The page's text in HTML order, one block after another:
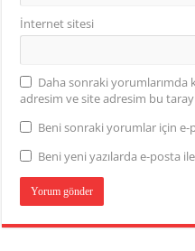
İnternet sitesi
Daha sonraki yorumlarımda
adresim ve site adresim bu
Beni sonraki yorumlar için e-
Beni yeni yazılarda e-posta